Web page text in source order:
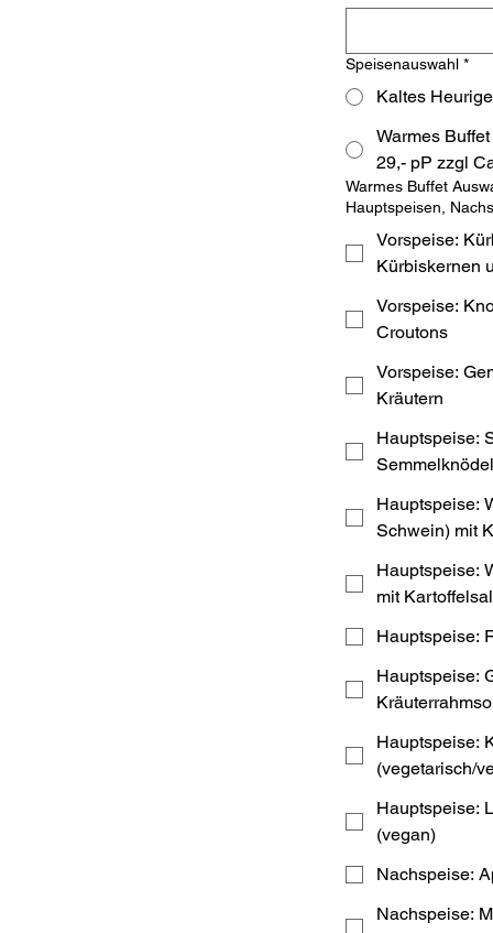
Speisenauswahl *
Kaltes
Warmes
29,- pP zzgl
Warmes Buffet
Hauptspeisen,
Vorspeise:
Kürbiskernen
Vorspeise:
Croutons
Vorspeise: Gemüse-Chili (vegan) mit frischen
Kräutern
Hauptspeise:
Hauptspeise:
Schwein) mit
Hauptspeise:
mit
Hauptspeise:
Hauptspeise:
Hauptspeise:
(vegetarisch/
Hauptspeise: Linsen-Dal mit Basmatireis
(vegan)
Nachspeise:
Nachspeise: